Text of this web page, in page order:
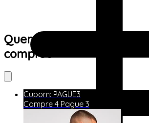
Quem viu este produto
comprou